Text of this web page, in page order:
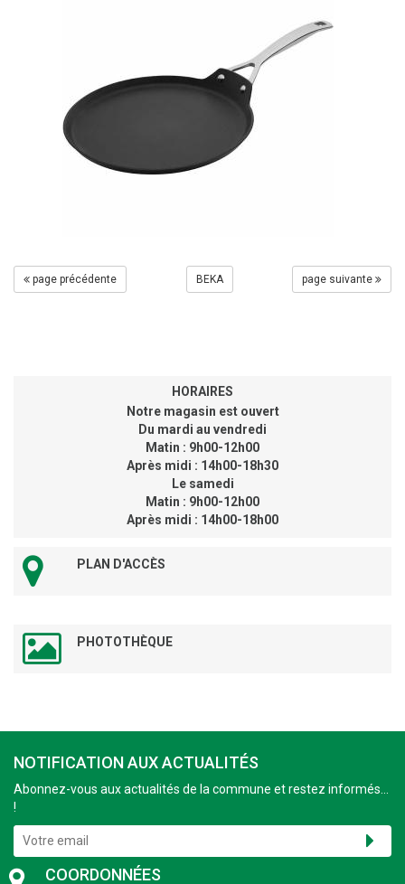
page précédente BEKA page suivante
HORAIRES
Notre magasin est ouvert
Du mardi au vendredi
Matin : 9h00-12h00
Après midi : 14h00-18h30
Le samedi
Matin : 9h00-12h00
Après midi : 14h00-18h00
PLAN D'ACCÈS
PHOTOTHÈQUE
NOTIFICATION AUX ACTUALITÉS
Abonnez-vous aux actualités de la commune et restez informés...
!
COORDONNÉES